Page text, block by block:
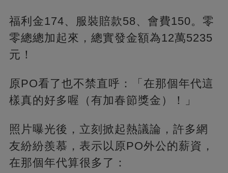
福利金174、服裝賠款58、會費150。零
零總總加起來，總實發金額為12萬5235
元！
原PO看了也不禁直呼：「在那個年代這
樣真的好多喔（有加春節獎金）！」
照片曝光後，立刻掀起熱議論，許多網
友紛紛羨慕，表示以原PO外公的薪資，
在那個年代算很多了：